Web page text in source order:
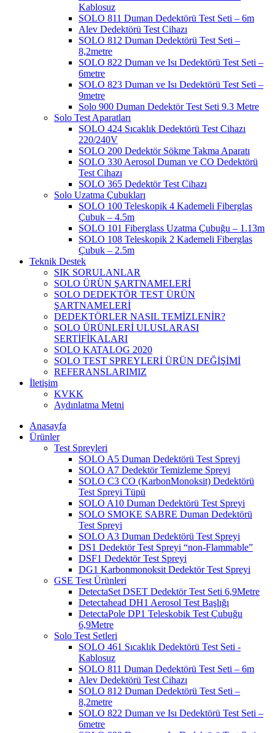
Kablosuz
SOLO 811 Duman Dedektörü Test Seti – 6m
Alev Dedektörü Test Cihazı
SOLO 812 Duman Dedektörü Test Seti –
8,2metre
SOLO 822 Duman ve Isı Dedektörü Test Seti –
6metre
SOLO 823 Duman ve Isı Dedektörü Test Seti –
9metre
Solo 900 Duman Dedektör Test Seti 9.3 Metre
Solo Test Aparatları
SOLO 424 Sıcaklık Dedektörü Test Cihazı
220/240V
SOLO 200 Dedektör Sökme Takma Aparatı
SOLO 330 Aerosol Duman ve CO Dedektörü
Test Cihazı
SOLO 365 Dedektör Test Cihazı
Solo Uzatma Çubukları
SOLO 100 Teleskopik 4 Kademeli Fiberglas
Çubuk – 4.5m
SOLO 101 Fiberglass Uzatma Çubuğu – 1.13m
SOLO 108 Teleskopik 2 Kademeli Fiberglas
Çubuk – 2.5m
Teknik Destek
SIK SORULANLAR
SOLO ÜRÜN ŞARTNAMELERİ
SOLO DEDEKTÖR TEST ÜRÜN
ŞARTNAMELERİ
DEDEKTÖRLER NASIL TEMİZLENİR?
SOLO ÜRÜNLERİ ULUSLARASI
SERTİFİKALARI
SOLO KATALOG 2020
SOLO TEST SPREYLERİ ÜRÜN DEĞİŞİMİ
REFERANSLARIMIZ
İletişim
KVKK
Aydınlatma Metni
Anasayfa
Ürünler
Test Spreyleri
SOLO A5 Duman Dedektörü Test Spreyi
SOLO A7 Dedektör Temizleme Spreyi
SOLO C3 CO (KarbonMonoksit) Dedektörü
Test Spreyi Tüpü
SOLO A10 Duman Dedektörü Test Spreyi
SOLO SMOKE SABRE Duman Dedektörü
Test Spreyi
SOLO A3 Duman Dedektörü Test Spreyi
DS1 Dedektör Test Spreyi “non-Flammable”
DSF1 Dedektör Test Spreyi
DG1 Karbonmonoksit Dedektör Test Spreyi
GSE Test Ürünleri
DetectaSet DSET Dedektör Test Seti 6,9Metre
Detectahead DH1 Aerosol Test Başlığı
DetectaPole DP1 Teleskobik Test Çubuğu
6,9Metre
Solo Test Setleri
SOLO 461 Sıcaklık Dedektörü Test Seti -
Kablosuz
SOLO 811 Duman Dedektörü Test Seti – 6m
Alev Dedektörü Test Cihazı
SOLO 812 Duman Dedektörü Test Seti –
8,2metre
SOLO 822 Duman ve Isı Dedektörü Test Seti –
6metre